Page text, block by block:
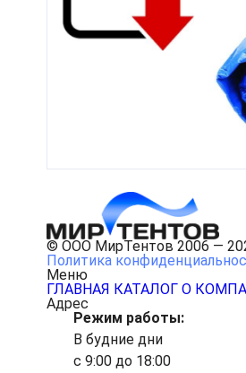
© ООО МирТентов 2006 —
Политика
Меню
ГЛАВНАЯ КАТАЛОГ О
Адрес
Режим работы:
В будние дни
с 9:00 до 18:00